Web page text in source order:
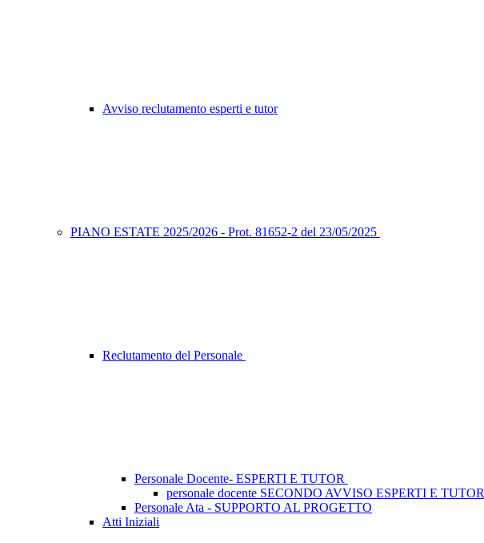
Avviso reclutamento esperti e tutor
PIANO ESTATE 2025/2026 - Prot. 81652-2 del 23/05/2025
Reclutamento del Personale
Personale Docente- ESPERTI E TUTOR
personale docente SECONDO AVVISO ESPERTI E TUTOR
Personale Ata - SUPPORTO AL PROGETTO
Atti Iniziali